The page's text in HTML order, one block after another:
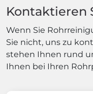
Kontaktieren
Wenn Sie
Sie nicht, uns zu
stehen Ihnen rund
Ihnen bei Ihren